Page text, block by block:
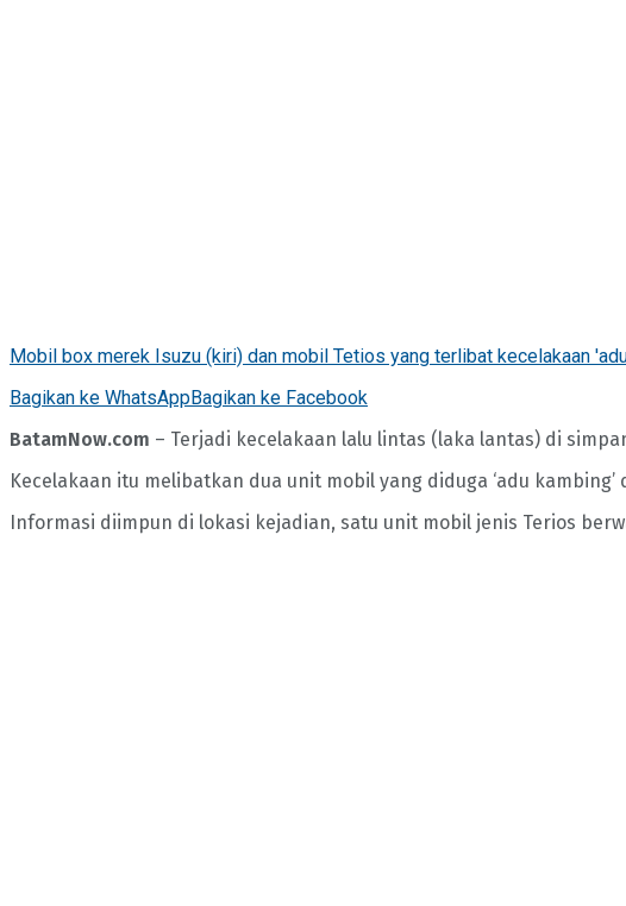
Mobil box merek Isuzu (kiri) dan mobil Tetios yang terlibat kecelakaan
Bagikan ke WhatsAppBagikan ke Facebook
BatamNow.com – Terjadi kecelakaan lalu lintas (laka lantas) di
Kecelakaan itu melibatkan dua unit mobil yang diduga ‘adu
Informasi diimpun di lokasi kejadian, satu unit mobil jenis Terios